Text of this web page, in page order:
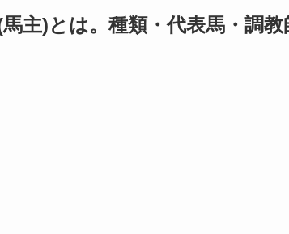
主)とは。種類・代表馬・調教